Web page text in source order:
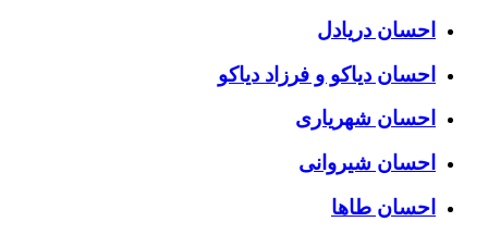
احسان دریادل
احسان دیاکو و فرزاد دیاکو
احسان شهریاری
احسان شیروانی
احسان طاها